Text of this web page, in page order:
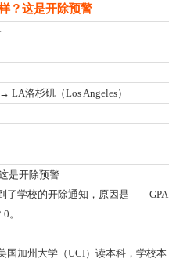
？这是开除预警
洛杉矶（Los Angeles）
是开除预警
了学校的开除通知，原因是——GPA
。
国加州大学（UCI）读本科，学校本